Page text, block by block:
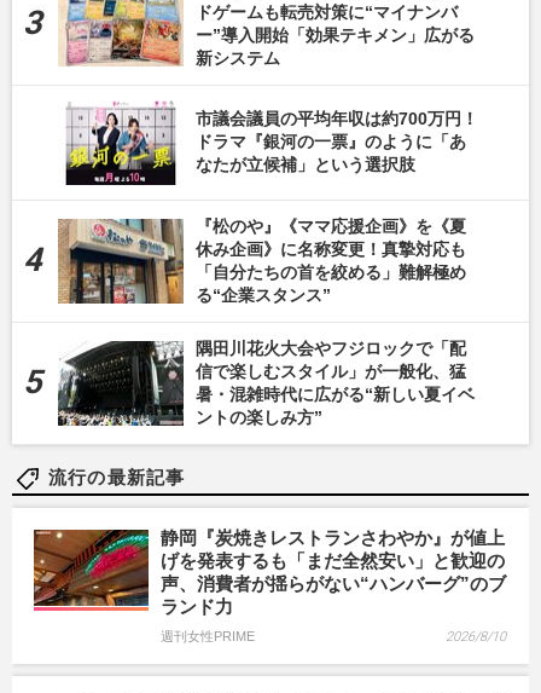
ドゲームも転売対策に“マイナンバ
ー”導入開始「効果テキメン」広がる
新システム
市議会議員の平均年収は約700万円！
ドラマ『銀河の一票』のように「あ
なたが立候補」という選択肢
『松のや』《ママ応援企画》を《夏
休み企画》に名称変更！真摯対応も
「自分たちの首を絞める」難解極め
る“企業スタンス”
隅田川花火大会やフジロックで「配
信で楽しむスタイル」が一般化、猛
暑・混雑時代に広がる“新しい夏イベ
ントの楽しみ方”
流行の最新記事
静岡『炭焼きレストランさわやか』が値上
げを発表するも「まだ全然安い」と歓迎の
声、消費者が揺らがない“ハンバーグ”のブ
ランド力
週刊女性PRIME 2026/8/10